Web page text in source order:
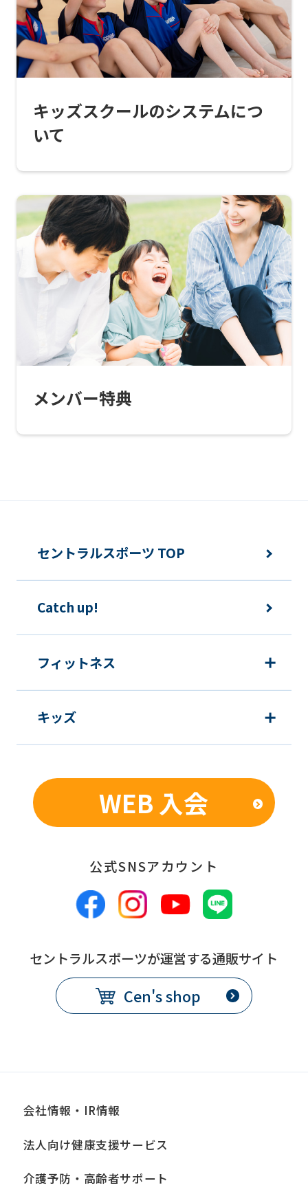
キッズスクールのシステムにつ
いて
メンバー特典
page.
However,
if
you
use
an
the
Japanese
version
of
this
website
will
be
so
not
accurate
translation.
from
We
ask
that
fully
understand
this
using
the
service.
セントラルスポーツ TOP
Catch up!
フィットネス
キッズ
WEB 入会
公式SNSアカウント
セントラルスポーツが運営する通販サイト
Cen's shop
会社情報・IR情報
法人向け健康支援サービス
介護予防・高齢者サポート